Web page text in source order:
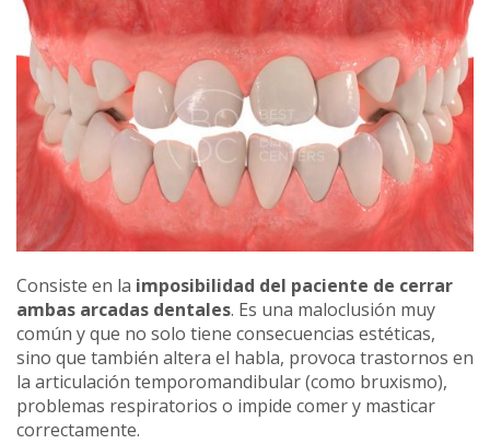
Consiste en la imposibilidad del paciente de cerrar
ambas arcadas dentales. Es una maloclusión muy
común y que no solo tiene consecuencias estéticas,
sino que también altera el habla, provoca trastornos en
la articulación temporomandibular (como bruxismo),
problemas respiratorios o impide comer y masticar
correctamente.